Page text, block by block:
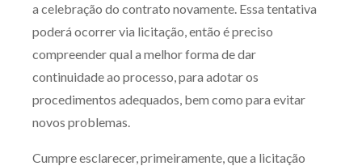
Capacitação
Eventos presenciais
a celebração do contrato novamente. Essa tentativa
poderá ocorrer via licitação, então é preciso
compreender qual a melhor forma de dar
continuidade ao processo, para adotar os
procedimentos adequados, bem como para evitar
novos problemas.
Cumpre esclarecer, primeiramente, que a licitação